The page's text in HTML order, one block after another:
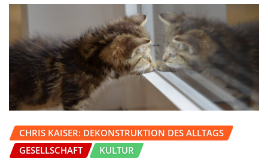
CHRIS KAISER: DEKONSTRUKTION DES ALLTAGS
GESELLSCHAFT
KULTUR